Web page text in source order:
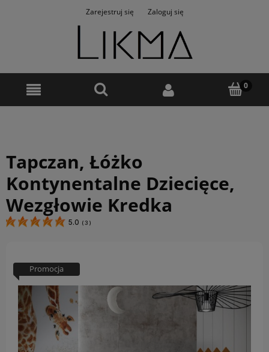
Zarejestruj się Zaloguj się
Tapczan, Łóżko
Kontynentalne Dziecięce,
Wezgłowie Kredka
5.0 ( 3 )
Promocja